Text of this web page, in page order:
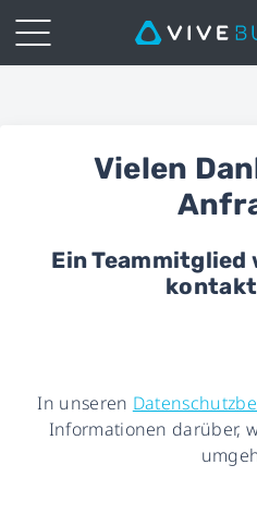
Inquiry
Form
Vielen
Ein Teammitglied
In unseren
Informationen darüber,